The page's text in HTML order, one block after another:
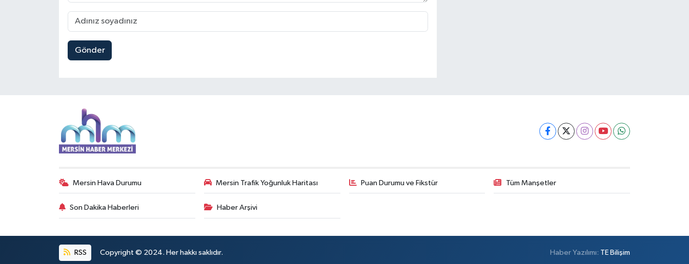
Gönder
Mersin Hava Durumu Mersin Trafik Yoğunluk Haritası Puan Durumu ve Fikstür Tüm Manşetler
Son Dakika Haberleri Haber Arşivi
RSS Copyright © 2024. Her hakkı saklıdır. Haber Yazılımı: TE Bilişim